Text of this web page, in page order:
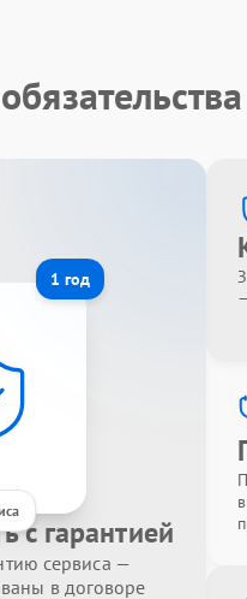
1 год
с гарантией
сервиса —
в договоре